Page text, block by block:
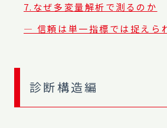
7.なぜ多変量解析で測るのか
― 信頼は単一指標では捉えら
診断構造編